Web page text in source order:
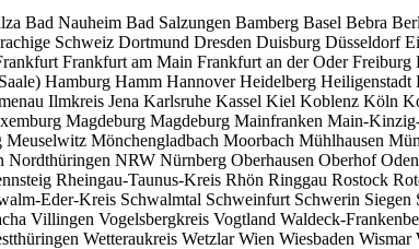
Bad Nauheim Bad Salzungen Bamberg Basel Bebra
Schweiz Dortmund Dresden Duisburg Düsseldorf
Frankfurt am Main Frankfurt an der Oder
Hamburg Hamm Hannover Heidelberg
Ilmkreis Jena Karlsruhe Kassel Kiel Koblenz Köln
Magdeburg Magdeburg Mainfranken Main-
Mönchengladbach Moorbach Mühlhausen
NRW Nürnberg Oberhausen Oberhof
Rheingau-Taunus-Kreis Rhön Ringgau Rostock
Eder-Kreis Schwalmtal Schweinfurt Schwerin Siegen
Villingen Vogelsbergkreis Vogtland Waldeck-
Wetteraukreis Wetzlar Wien Wiesbaden